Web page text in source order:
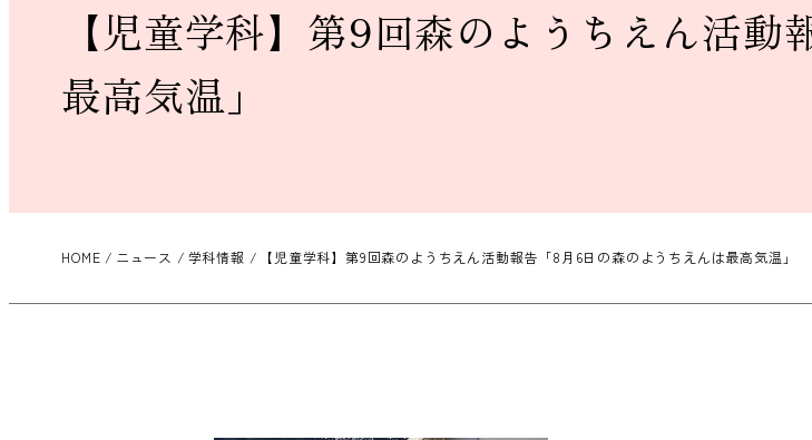
【児童学科】第9回森のようちえん活
最高気温」
HOME ニュース 学科情報 【児童学科】第9回森のようちえん活動報告「8月6日の森のようちえんは最高気温」